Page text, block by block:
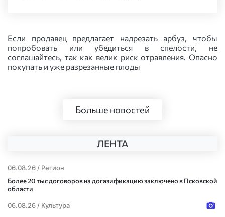
Если продавец предлагает надрезать арбуз, чтобы
попробовать или убедиться в спелости, не
соглашайтесь, так как велик риск отравления. Опасно
покупать и уже разрезанные плоды
Больше новостей
ЛЕНТА
06.08.26 / Регион
Более 20 тыс договоров на догазификацию заключено в Псковской
области
06.08.26 / Культура